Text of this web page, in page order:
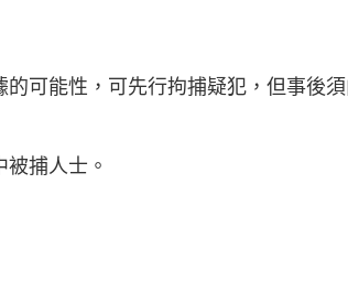
可能性，可先行拘捕疑犯，但事後
捕人士。